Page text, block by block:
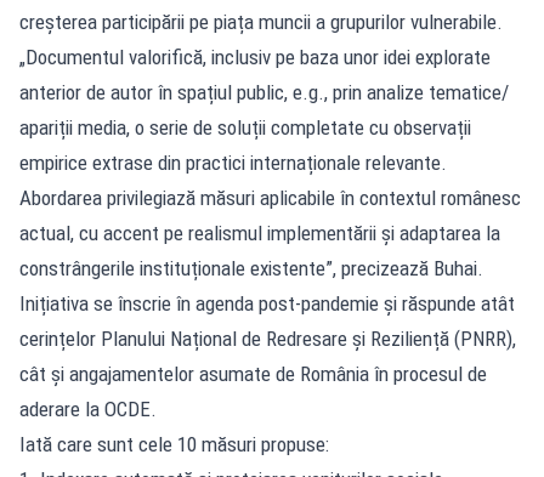
creșterea participării pe piața muncii a grupurilor vulnerabile.
„Documentul valorifică, inclusiv pe baza unor idei explorate
anterior de autor în spațiul public, e.g., prin analize tematice/
apariții media, o serie de soluții completate cu observații
empirice extrase din practici internaționale relevante.
Abordarea privilegiază măsuri aplicabile în contextul românesc
actual, cu accent pe realismul implementării și adaptarea la
constrângerile instituționale existente”, precizează Buhai.
Inițiativa se înscrie în agenda post-pandemie și răspunde atât
cerințelor Planului Național de Redresare și Reziliență (PNRR),
cât și angajamentelor asumate de România în procesul de
aderare la OCDE.
Iată care sunt cele 10 măsuri propuse: